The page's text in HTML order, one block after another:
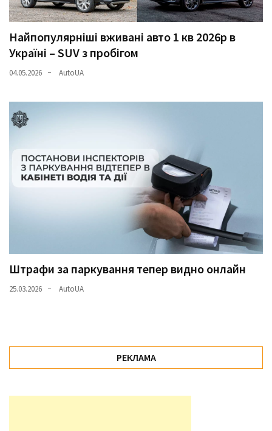
Найпопулярніші вживані авто 1 кв 2026р в
Україні – SUV з пробігом
04.05.2026 AutoUA
Штрафи за паркування тепер видно онлайн
25.03.2026 AutoUA
РЕКЛАМА